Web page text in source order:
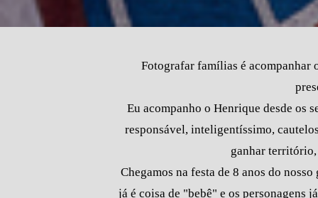
Fotografar famílias é acompanhar
Eu acompanho o Henrique desde os
responsável, inteligentíssimo,
ganhar território,
Chegamos na festa de 8 anos do
já é coisa de "bebê" e os personagens